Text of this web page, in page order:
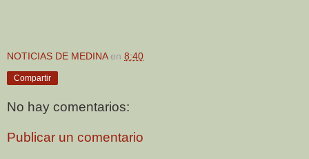
NOTICIAS DE MEDINA en 8:40
Compartir
No hay comentarios:
Publicar un comentario